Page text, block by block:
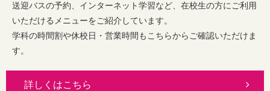
送迎バスの予約、インターネット学習など、在校生の方にご利用
いただけるメニューをご紹介しています。
学科の時間割や休校日・営業時間もこちらからご確認いただけま
す。
詳しくはこちら